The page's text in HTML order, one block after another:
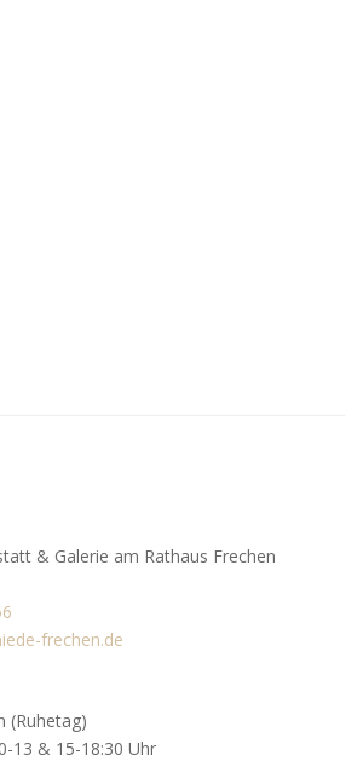
& Galerie am Rathaus Frechen
frechen.de
(Ruhetag)
13 & 15-18:30 Uhr